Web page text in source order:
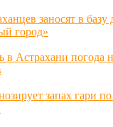
заносят в
город»
в Астрахани погода
запах гари